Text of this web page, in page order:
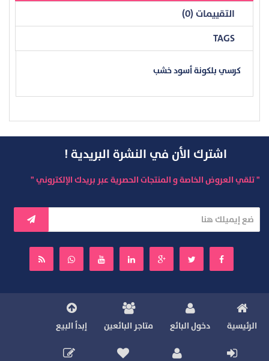
التقييمات (0)
TAGS
كرسي بلكونة أسود خشب
اشترك الأن في النشرة البريدية !
" تلقي العروض الخاصة و المنتجات الحصرية عبر بريدك الإلكتروني "
الرئيسية دخول البائع متاجر البائعين إبدأ البيع